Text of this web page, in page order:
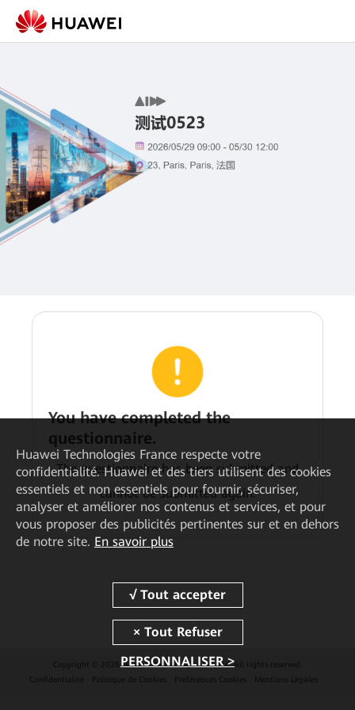
You have completed the
questionnaire.
The questionnaire has been submitted and
cannot be submitted again.
Copyright © 2026 Huawei Technologies Co., Ltd. All rights reserved.
Confidentialité
Politique de Cookies Préférences Cookies Mentions Légales
Huawei Technologies France respecte votre
confidentialité. Huawei et des tiers utilisent des cookies
essentiels et non essentiels pour fournir, sécuriser,
analyser et améliorer nos contenus et services, et pour
vous proposer des publicités pertinentes sur et en dehors
de notre site. En savoir plus
PERSONNALISER >